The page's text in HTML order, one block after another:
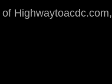
Highwaytoacdc.com,